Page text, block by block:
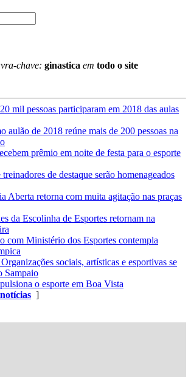
chave: ginastica em todo o site
mil pessoas participaram em 2018 das aulas
aulão de 2018 reúne mais de 200 pessoas na
prêmio em noite de festa para o esporte
treinadores de destaque serão homenageados
Aberta retorna com muita agitação nas praças
da Escolinha de Esportes retornam na
com Ministério dos Esportes contempla
Organizações sociais, artísticas e esportivas se
Sampaio
o esporte em Boa Vista
notícias ]